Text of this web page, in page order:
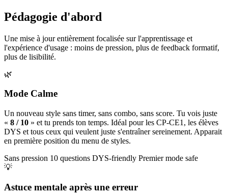
Pédagogie d'abord
Une mise à jour entièrement focalisée sur l'apprentissage et
l'expérience d'usage : moins de pression, plus de feedback formatif,
plus de lisibilité.
🌿
Mode Calme
Un nouveau style sans timer, sans combo, sans score. Tu vois juste
« 8 / 10 » et tu prends ton temps. Idéal pour les CP-CE1, les élèves
DYS et tous ceux qui veulent juste s'entraîner sereinement. Apparait
en première position du menu de styles.
Sans pression 10 questions DYS-friendly Premier mode safe
💡
Astuce mentale après une erreur